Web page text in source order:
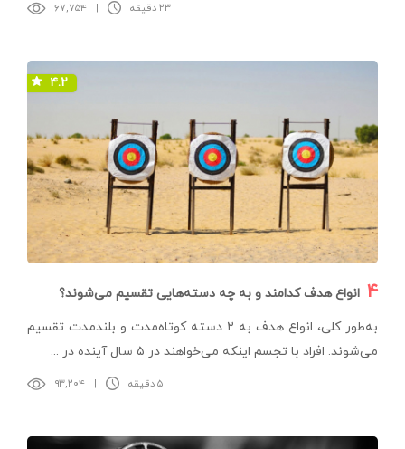
۶۷,۷۵۴ | ۲۳ دقیقه
۴.۲
۴ انواع هدف کدامند و به چه دسته‌هایی تقسیم می‌شوند؟
به‌طور کلی، انواع هدف به ۲ دسته‌ کوتاه‌مدت و بلند‌مدت تقسیم
می‌شوند. افراد با تجسم اینکه می‌خواهند در ۵ سال آینده در ...
۹۳,۲۰۴ | ۵ دقیقه